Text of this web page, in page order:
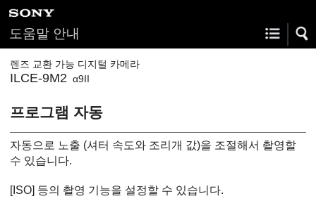
도움말 안내
렌즈 교환 가능 디지털 카메라
ILCE-9M2 α9II
프로그램 자동
자동으로 노출 (셔터 속도와 조리개 값)을 조절해서 촬영할
수 있습니다.
[ISO] 등의 촬영 기능을 설정할 수 있습니다.